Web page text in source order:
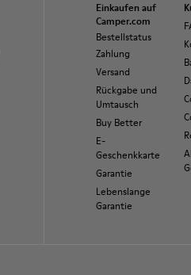
Einkaufen auf
Camper.com
Bestellstatus
Zahlung
Versand
Rückgabe und
Umtausch
Buy Better
E-
Geschenkkarte
Garantie
Lebenslange
Garantie